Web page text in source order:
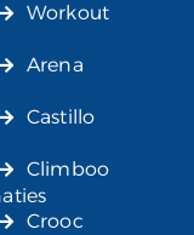
Workout
Arena
Castillo
Climboo
Crooc